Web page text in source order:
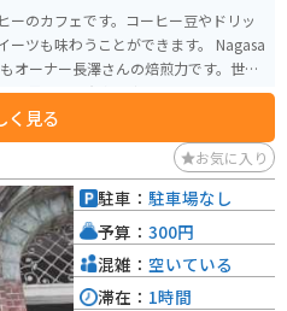
ーのカフェです。コーヒー豆やドリッ
味わうことができます。 Nagasa
オーナー長澤さんの焙煎力です。世界
世界的にも有名な方です。また、コー
れ替わっていくのも、いつ行っても違
バスで10分ほど、徒歩20分程度でアク
く見る
お気に入り
駐車： 駐車場なし
予算： 300円
混雑： 空いている
滞在： 1時間